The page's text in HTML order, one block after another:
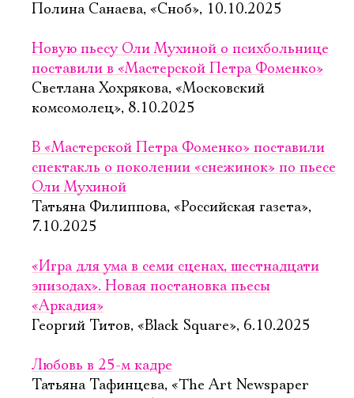
Полина Санаева, «Сноб», 10.10.2025
Новую пьесу Оли Мухиной о психбольнице
поставили в «Мастерской Петра Фоменко»
Светлана Хохрякова, «Московский
комсомолец», 8.10.2025
В «Мастерской Петра Фоменко» поставили
спектакль о поколении «снежинок» по пьесе
Оли Мухиной
Татьяна Филиппова, «Российская газета»,
7.10.2025
«Игра для ума в семи сценах, шестнадцати
эпизодах». Новая постановка пьесы
«Аркадия»
Георгий Титов, «Black Square», 6.10.2025
Любовь в 25-м кадре
Татьяна Тафинцева, «The Art Newspaper